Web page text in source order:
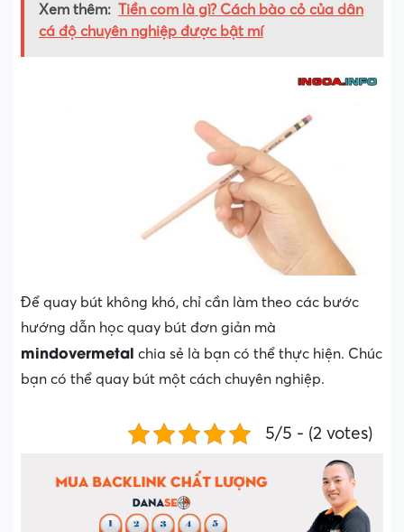
Xem thêm: Tiền com là gì? Cách bào cỏ của dân
cá độ chuyên nghiệp được bật mí
Để quay bút không khó, chỉ cần làm theo các bước
hướng dẫn học quay bút đơn giản mà
mindovermetal chia sẻ là bạn có thể thực hiện. Chúc
bạn có thể quay bút một cách chuyên nghiệp.
5/5 - (2 votes)